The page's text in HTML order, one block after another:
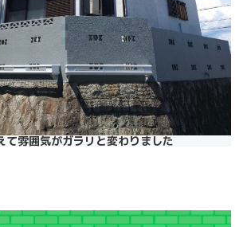
て雰囲気がガラリと変わりました